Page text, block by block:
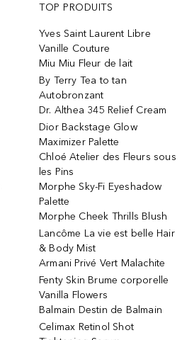
TOP PRODUITS
Yves Saint Laurent Libre
Vanille Couture
Miu Miu Fleur de lait
By Terry Tea to tan
Autobronzant
Dr. Althea 345 Relief Cream
Dior Backstage Glow
Maximizer Palette
Chloé Atelier des Fleurs sous
les Pins
Morphe Sky-Fi Eyeshadow
Palette
Morphe Cheek Thrills Blush
Lancôme La vie est belle Hair
& Body Mist
Armani Privé Vert Malachite
Fenty Skin Brume corporelle
Vanilla Flowers
Balmain Destin de Balmain
Celimax Retinol Shot